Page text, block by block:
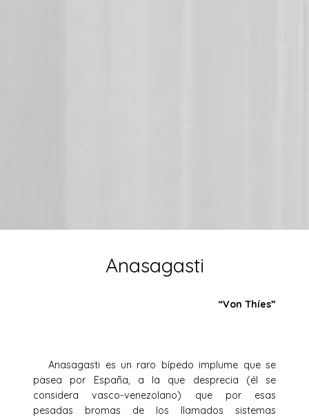
Anasagasti
“Von Thíes”
Anasagasti es un raro bípedo implume que se
pasea por España, a la que desprecia (él se
considera vasco-venezolano) que por esas
pesadas bromas de los llamados sistemas